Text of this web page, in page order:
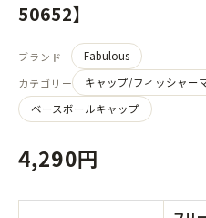
50652】
ブランド
Fabulous
カテゴリー
キャップ/フィッシャー
ベースボールキャップ
4,290円